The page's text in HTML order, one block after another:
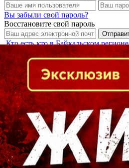
Вы забыли свой пароль?
Восстановите свой пароль
Кто есть кто в Байкальском регионе